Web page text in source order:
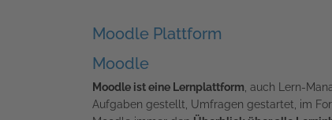
Moodle Plattform
Moodle
Moodle ist eine Lernplattform , auch Lern-
Aufgaben gestellt, Umfragen gestartet, im